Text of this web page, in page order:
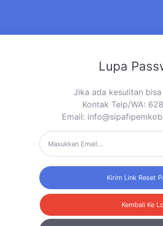
Lupa
Jika ada kesulitan
Kontak Telp/WA:
Email:
Kirim Link Reset
Kembali Ke